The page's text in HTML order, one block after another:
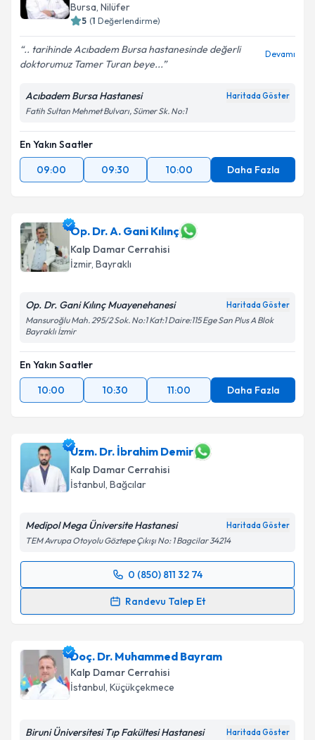
Bursa, Nilüfer
5 (1 Değerlendirme)
.. tarihinde Acıbadem Bursa hastanesinde değerli
doktorumuz Tamer Turan beye...
Devamı
Acıbadem Bursa Hastanesi Haritada Göster
Fatih Sultan Mehmet Bulvarı, Sümer Sk. No:1
En Yakın Saatler
09:00
09:30 10:00 Daha Fazla
Op. Dr. A. Gani Kılınç
Kalp Damar Cerrahisi
İzmir, Bayraklı
Op. Dr. Gani Kılınç Muayenehanesi Haritada Göster
Mansuroğlu Mah. 295/2 Sok. No:1 Kat:1 Daire:115 Ege San Plus A Blok
Bayraklı İzmir
En Yakın Saatler
10:00
10:30 11:00 Daha Fazla
Uzm. Dr. İbrahim Demir
Kalp Damar Cerrahisi
İstanbul, Bağcılar
Medipol Mega Üniversite Hastanesi Haritada Göster
TEM Avrupa Otoyolu Göztepe Çıkışı No: 1 Bagcilar 34214
0 (850) 811 32 74
Randevu Talep Et
Randevu Takvimi Talebi
takvim hazırlandığında e-posta ile bilgilendireceğiz.
E-posta Adresiniz
Doç. Dr. Muhammed Bayram
Kalp Damar Cerrahisi
İstanbul, Küçükçekmece
Biruni Üniversitesi Tıp Fakültesi Hastanesi Haritada Göster